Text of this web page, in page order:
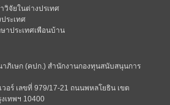
วิจัยในต่างปรเทศ
ระเทศ
าประเทศเพือนบ้าน
ภิเษก (คปก.) สำนักงานกองทุนสนับสนุนการ
วอร์ เลขที่ 979/17-21 ถนนพหลโยธิน เขต
เทพฯ 10400